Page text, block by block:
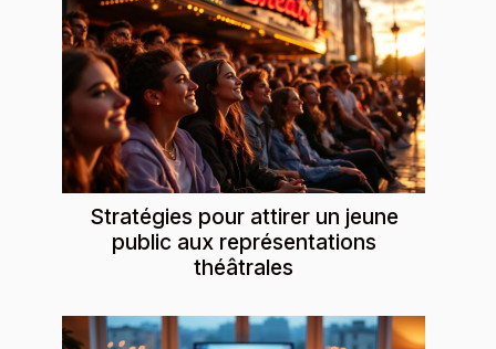
Stratégies pour attirer un jeune
public aux représentations
théâtrales